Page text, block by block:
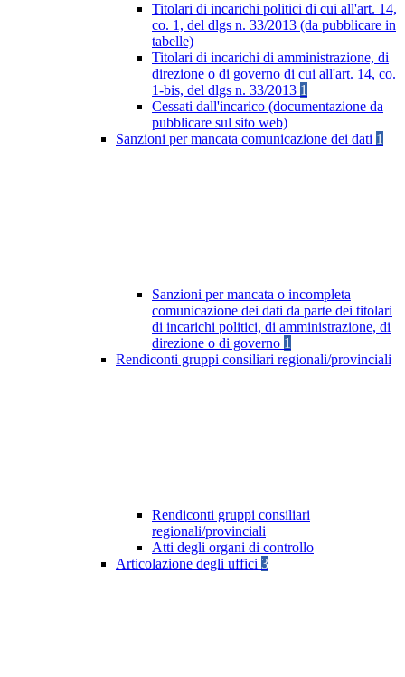
Titolari di incarichi politici di cui all'art. 14,
co. 1, del dlgs n. 33/2013 (da pubblicare in
tabelle)
Titolari di incarichi di amministrazione, di
direzione o di governo di cui all'art. 14, co.
1-bis, del dlgs n. 33/2013 1
Cessati dall'incarico (documentazione da
pubblicare sul sito web)
Sanzioni per mancata comunicazione dei dati 1
Sanzioni per mancata o incompleta
comunicazione dei dati da parte dei titolari
di incarichi politici, di amministrazione, di
direzione o di governo 1
Rendiconti gruppi consiliari regionali/provinciali
Rendiconti gruppi consiliari
regionali/provinciali
Atti degli organi di controllo
Articolazione degli uffici 3